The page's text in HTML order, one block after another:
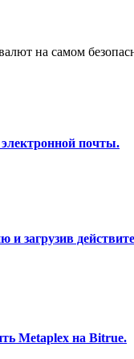
на самом
почты.
загрузив
Metaplex на Bitrue.